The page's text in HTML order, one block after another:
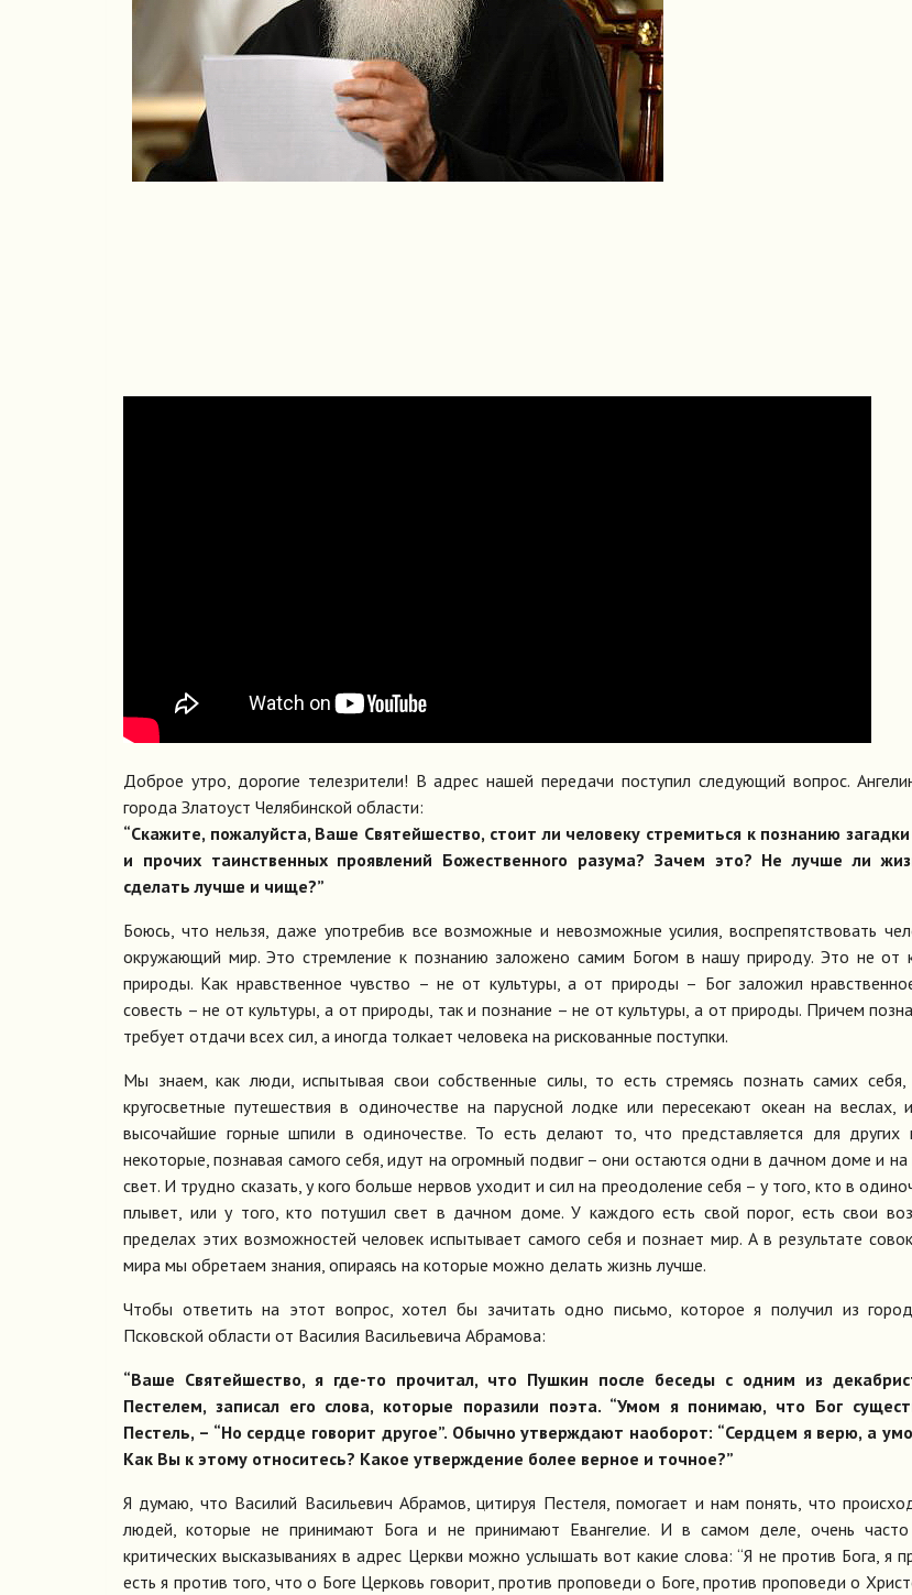
Доброе утро, дорогие телезрители! В адрес нашей передачи поступил следующий вопрос.
города Златоуст Челябинской области:
“Скажите, пожалуйста, Ваше Святейшество, стоит ли человеку стремиться к познанию
и прочих таинственных проявлений Божественного разума? Зачем это? Не лучше ли
сделать лучше и чище?”
Боюсь, что нельзя, даже употребив все возможные и невозможные усилия, воспрепятствовать
окружающий мир. Это стремление к познанию заложено самим Богом в нашу природу. Это не от
природы. Как нравственное чувство – не от культуры, а от природы – Бог заложил
совесть – не от культуры, а от природы, так и познание – не от культуры, а от природы. Причем
требует отдачи всех сил, а иногда толкает человека на рискованные поступки.
Мы знаем, как люди, испытывая свои собственные силы, то есть стремясь познать самих себя,
кругосветные путешествия в одиночестве на парусной лодке или пересекают океан на веслах,
высочайшие горные шпили в одиночестве. То есть делают то, что представляется для
некоторые, познавая самого себя, идут на огромный подвиг – они остаются одни в дачном доме и
свет. И трудно сказать, у кого больше нервов уходит и сил на преодоление себя – у того, кто в
плывет, или у того, кто потушил свет в дачном доме. У каждого есть свой порог, есть свои
пределах этих возможностей человек испытывает самого себя и познает мир. А в результате
мира мы обретаем знания, опираясь на которые можно делать жизнь лучше.
Чтобы ответить на этот вопрос, хотел бы зачитать одно письмо, которое я получил из
Псковской области от Василия Васильевича Абрамова:
“Ваше Святейшество, я где-то прочитал, что Пушкин после беседы с одним из
Пестелем, записал его слова, которые поразили поэта. “Умом я понимаю, что Бог
Пестель, – “Но сердце говорит другое”. Обычно утверждают наоборот: “Сердцем я верю, а
Как Вы к этому относитесь? Какое утверждение более верное и точное?”
Я думаю, что Василий Васильевич Абрамов, цитируя Пестеля, помогает и нам понять, что
людей, которые не принимают Бога и не принимают Евангелие. И в самом деле, очень
критических высказываниях в адрес Церкви можно услышать вот какие слова: “Я не против Бога, я
есть я против того, что о Боге Церковь говорит, против проповеди о Боге, против проповеди о